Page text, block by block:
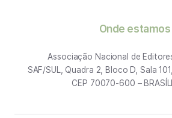
Onde estamos
Associação Nacional de
SAF/SUL, Quadra 2, Bloco D, Sala
CEP 70070-600 –